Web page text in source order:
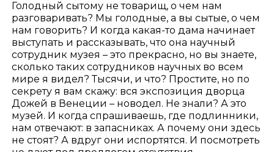
Голодный сытому не товарищ, о чем нам
разговаривать? Мы голодные, а вы сытые, о чем
нам говорить? И когда какая-то дама начинает
выступать и рассказывать, что она научный
сотрудник музея – это прекрасно, но вы знаете,
сколько таких сотрудников научных во всем
мире я видел? Тысячи, и что? Простите, но по
секрету я вам скажу: вся экспозиция дворца
Дожей в Венеции – новодел. Не знали? А это
музей. И когда спрашиваешь, где подлинники,
нам отвечают: в запасниках. А почему они здесь
не стоят? А вдруг они испортятся. И посмотреть